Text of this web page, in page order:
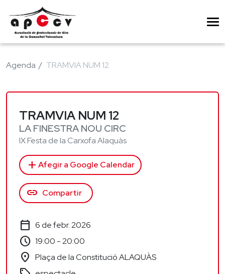
Agenda TRAMVIA NUM 12
TRAMVIA NUM 12
LA FINESTRA NOU CIRC
IX Festa de la Carxofa Alaquàs
add Afegir a Google Calendar
link Compartir
calendar_today 6 de febr. 2026
schedule 19:00 - 20:00
location_on Plaça de la Constitució ALAQUÀS